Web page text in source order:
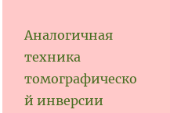
Аналогичная
техника
томографическо
й инверсии